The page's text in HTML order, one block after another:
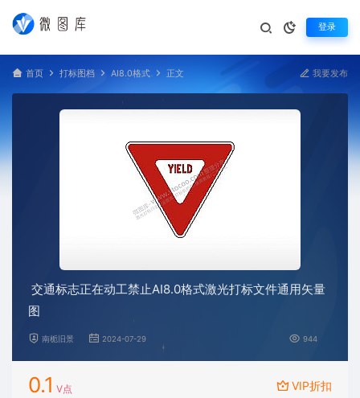
登录
首页 打标图档 AI8.0格式 正文 我要发布
交通标志正在动工禁止AI8.0格式激光打标文件通用矢量
图
南栀旧景 2024-07-29 944
0.1 V点 VIP折扣